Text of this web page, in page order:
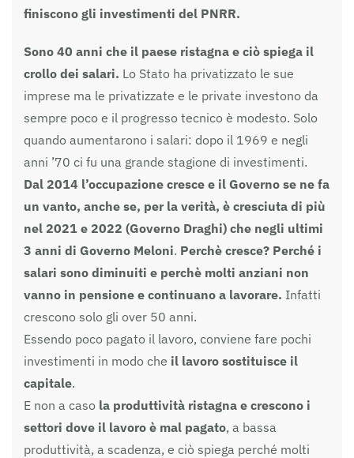
finiscono gli investimenti del PNRR.
Sono 40 anni che il paese ristagna e ciò spiega il
crollo dei salari. Lo Stato ha privatizzato le sue
imprese ma le privatizzate e le private investono da
sempre poco e il progresso tecnico è modesto. Solo
quando aumentarono i salari: dopo il 1969 e negli
anni ’70 ci fu una grande stagione di investimenti.
Dal 2014 l’occupazione cresce e il Governo se ne fa
un vanto, anche se, per la verità, è cresciuta di più
nel 2021 e 2022 (Governo Draghi) che negli ultimi
3 anni di Governo Meloni. Perchè cresce? Perché i
salari sono diminuiti e perchè molti anziani non
vanno in pensione e continuano a lavorare. Infatti
crescono solo gli over 50 anni.
Essendo poco pagato il lavoro, conviene fare pochi
investimenti in modo che il lavoro sostituisce il
capitale.
E non a caso la produttività ristagna e crescono i
settori dove il lavoro è mal pagato, a bassa
produttività, a scadenza, e ciò spiega perché molti